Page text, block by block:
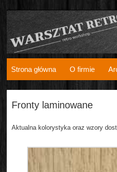
Strona główna O firmie
Fronty laminowane
Aktualna kolorystyka oraz wzory